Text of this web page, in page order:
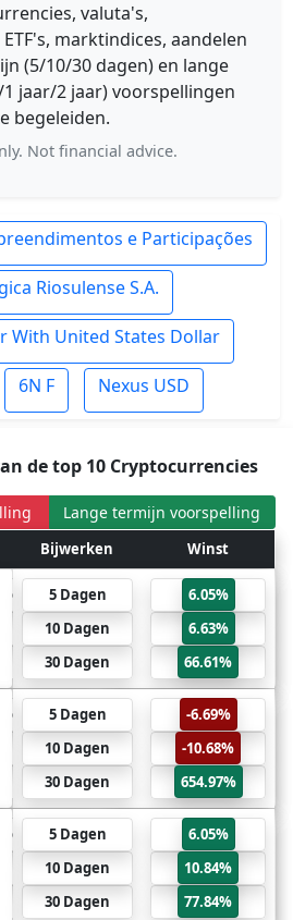
valuta's,
marktindices, aandelen
(5/10/30 dagen) en lange
jaar/2 jaar) voorspellingen
begeleiden.
Not financial advice.
e Participações
Riosulense S.A.
With United States Dollar
6N F Nexus USD
de top 10 Cryptocurrencies
Lange termijn voorspelling
Bijwerken Winst
5 Dagen
10 Dagen
30 Dagen
6.05%
6.63%
66.61%
5 Dagen
10 Dagen
30 Dagen
-6.69%
-10.68%
654.97%
5 Dagen
10 Dagen
30 Dagen
6.05%
10.84%
77.84%
Titel
Bijwerken
BTC/USD
Bitcoin USD
6 Maanden
1 Jaar
2 Jaar
ADA/USD
Cardano USD
6 Maanden
1 Jaar
2 Jaar
ETH/USD
Ethereum USD
6 Maanden
1 Jaar
2 Jaar